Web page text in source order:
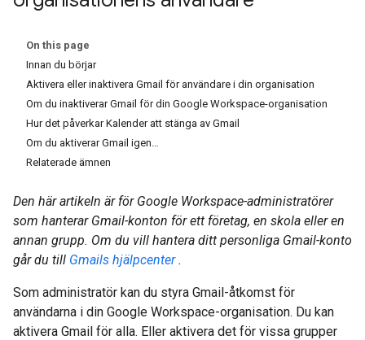
On this page
Innan du börjar
Aktivera eller inaktivera Gmail för användare i din organisation
Om du inaktiverar Gmail för din Google Workspace-organisation
Hur det påverkar Kalender att stänga av Gmail
Om du aktiverar Gmail igen…
Relaterade ämnen
Den här artikeln är för Google Workspace-administratörer
som hanterar Gmail-konton för ett företag, en skola eller en
annan grupp. Om du vill hantera ditt personliga Gmail-konto
går du till Gmails hjälpcenter.
Som administratör kan du styra Gmail-åtkomst för
användarna i din Google Workspace-organisation. Du kan
aktivera Gmail för alla. Eller aktivera det för vissa grupper